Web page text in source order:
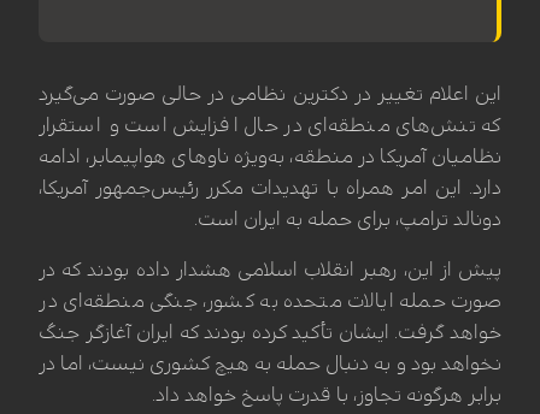
این اعلام تغییر در دکترین نظامی در حالی صورت می‌گیرد
که تنش‌های منطقه‌ای در حال افزایش است و استقرار
نظامیان آمریکا در منطقه، به‌ویژه ناوهای هواپیمابر، ادامه
دارد. این امر همراه با تهدیدات مکرر رئیس‌جمهور آمریکا،
دونالد ترامپ، برای حمله به ایران است.
پیش از این، رهبر انقلاب اسلامی هشدار داده بودند که در
صورت حمله ایالات متحده به کشور، جنگی منطقه‌ای در
خواهد گرفت. ایشان تأکید کرده بودند که ایران آغازگر جنگ
نخواهد بود و به دنبال حمله به هیچ کشوری نیست، اما در
برابر هرگونه تجاوز، با قدرت پاسخ خواهد داد.